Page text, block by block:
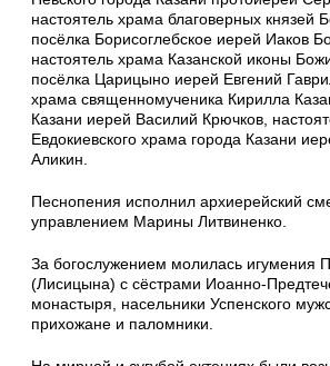
настоятель храма благоверных князей
посёлка Борисоглебское иерей Иаков
настоятель храма Казанской иконы
посёлка Царицыно иерей Евгений
храма священномученика Кирилла
Казани иерей Василий Крючков,
Евдокиевского храма города Казани
Аликин.
Песнопения исполнил архиерейский
управлением Марины Литвиненко.
За богослужением молилась игумения
(Лисицына) с сёстрами Иоанно-
монастыря, насельники Успенского
прихожане и паломники.